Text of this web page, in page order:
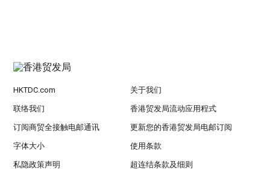
HKTDC.com 关于我们
联络我们 香港贸发局流动应用程式
订阅商贸全接触电邮通讯 更新您的香港贸发局电邮订阅
字体大小 使用条款
私隐政策声明 超连结条款及细则